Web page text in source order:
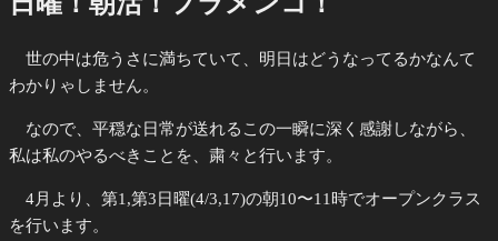
日:
世の中は危うさに満ちていて、明日はどうなってるかなんて
わかりゃしません。
なので、平穏な日常が送れるこの一瞬に深く感謝しながら、
私は私のやるべきことを、粛々と行います。
4月より、第1,第3日曜(4/3,17)の朝10〜11時でオープンクラス
を行います。